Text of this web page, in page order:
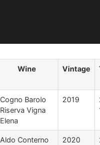
Wine Vintage
Cogno Barolo
Riserva Vigna
Elena
2019
Aldo Conterno
2020